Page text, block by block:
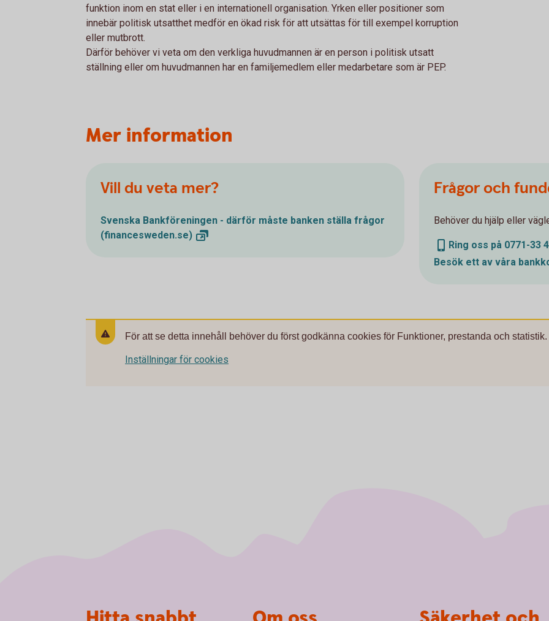
funktion inom en stat eller i en internationell organisation. Yrken eller positioner som
innebär politisk utsatthet medför en ökad risk för att utsättas för till exempel korruption
eller mutbrott.
Därför behöver vi veta om den verkliga huvudmannen är en person i politisk utsatt
ställning eller om huvudmannen har en familjemedlem eller medarbetare som är PEP.
Mer information
Vill du veta mer?
Svenska Bankföreningen - därför måste banken ställa frågor
(financesweden.se)
Frågor och
Behöver du hjälp eller
Ring oss på 0771-33
Besök ett av våra
För att se detta innehåll behöver du först godkänna cookies för Funktioner, prestanda och statistik.
Inställningar för cookies